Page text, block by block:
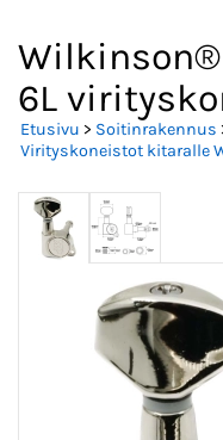
Wilkinson®
6L
Etusivu > Soitinrakennus
Virityskoneistot kitaralle